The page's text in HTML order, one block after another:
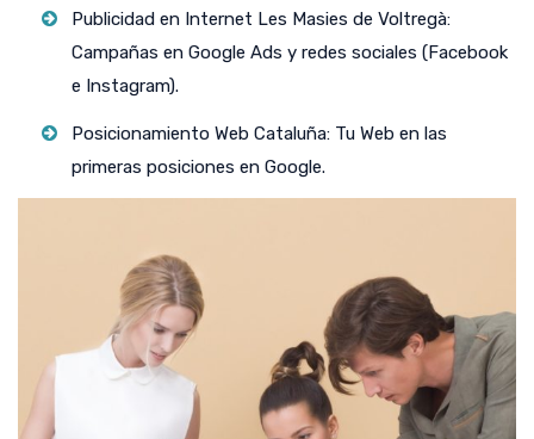
Publicidad en Internet Les Masies de Voltregà:
Campañas en Google Ads y redes sociales (Facebook
e Instagram).
Posicionamiento Web Cataluña: Tu Web en las
primeras posiciones en Google.